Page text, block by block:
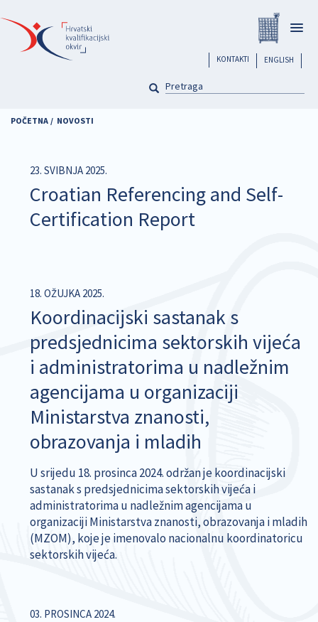
na
glavni
sadržaj
ENGLISH
header
KONTAKTI
PRETRAGA
POČETNA NOVOSTI
23. SVIBNJA 2025.
Croatian Referencing and Self-
Certification Report
18. OŽUJKA 2025.
Koordinacijski sastanak s
predsjednicima sektorskih vijeća
i administratorima u nadležnim
agencijama u organizaciji
Ministarstva znanosti,
obrazovanja i mladih
U srijedu 18. prosinca 2024. održan je koordinacijski
sastanak s predsjednicima sektorskih vijeća i
administratorima u nadležnim agencijama u
organizaciji Ministarstva znanosti, obrazovanja i mladih
(MZOM), koje je imenovalo nacionalnu koordinatoricu
sektorskih vijeća.
03. PROSINCA 2024.